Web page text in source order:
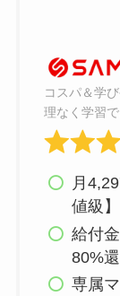
コスパ＆学
理なく学習
月
値級】
給付
80%
専属